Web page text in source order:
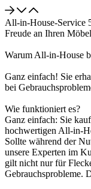
All-in-House-Service
Freude an Ihren
Warum All-in-House
Ganz einfach! Sie
bei
Wie funktioniert es?
Ganz einfach: Sie
hochwertigen All-in-
Sollte während der
unsere Experten im
gilt nicht nur für
Gebrauchsprobleme.